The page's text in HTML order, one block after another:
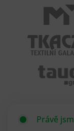
Právě